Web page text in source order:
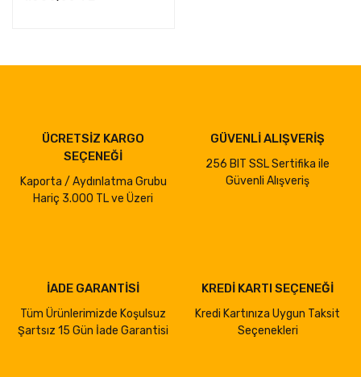
ÜCRETSİZ KARGO
SEÇENEĞİ
Kaporta / Aydınlatma Grubu
Hariç 3.000 TL ve Üzeri
GÜVENLİ ALIŞVERİŞ
256 BIT SSL Sertifika ile
Güvenli Alışveriş
İADE GARANTİSİ
Tüm Ürünlerimizde Koşulsuz
Şartsız 15 Gün İade Garantisi
KREDİ KARTI SEÇENEĞİ
Kredi Kartınıza Uygun Taksit
Seçenekleri